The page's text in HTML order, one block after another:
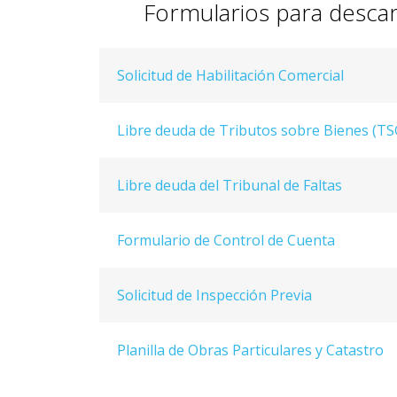
Formularios para
Solicitud de Habilitación Comercial
Libre deuda de Tributos sobre Bienes
Libre deuda del Tribunal de Faltas
Formulario de Control de Cuenta
Solicitud de Inspección Previa
Planilla de Obras Particulares y Catastro